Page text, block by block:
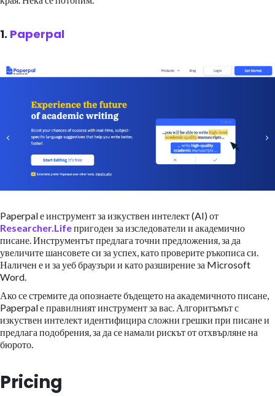
1. Paperpal
Paperpal е инструмент за изкуствен интелект (AI) от
Researcher.Lifeпригоден за изследователи и академично
писане. Инструментът предлага точни предложения, за да
увеличите шансовете си за успех, като проверите ръкописа си.
Наличен е и за уеб браузъри и като разширение за Microsoft
Word.
Ако се стремите да опознаете бъдещето на академичното писане,
Paperpal е правилният инструмент за вас. Алгоритъмът с
изкуствен интелект идентифицира сложни грешки при писане и
предлага подобрения, за да се намали рискът от отхвърляне на
бюрото.
Pricing